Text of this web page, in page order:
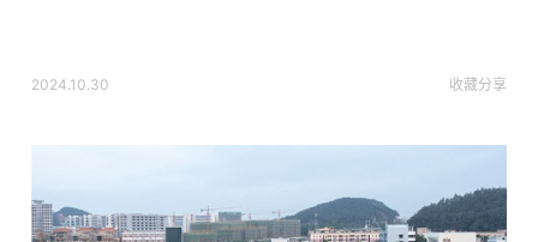
2024.10.30 收藏分享